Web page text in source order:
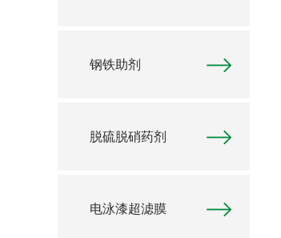
钢铁助剂
脱硫脱硝药剂
电泳漆超滤膜